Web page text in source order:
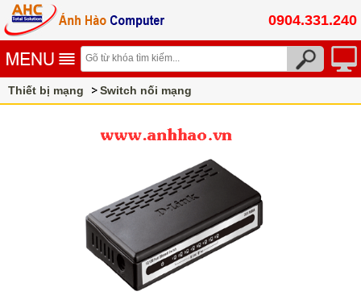
0904.331.240
Thiết bị mạng Switch nối mạng